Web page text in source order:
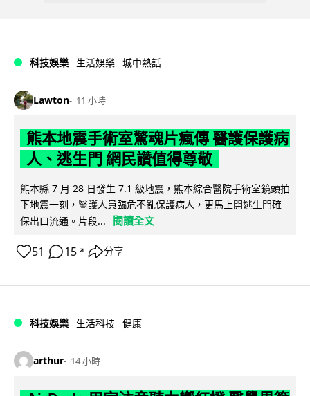
科技娛樂 生活娛樂 城中熱話
Lawton 11 小時
熊本地震手術室驚魂片瘋傳 醫護保護病
人、逃生門 網民讚值得尊敬
熊本縣 7 月 28 日發生 7.1 級地震，熊本綜合醫院手術室鏡頭拍
下地震一刻，醫護人員臨危不亂保護病人，更馬上開逃生門確
保出口流通。片段...
閱讀全文
51 15 ↗ 分享
科技娛樂 生活科技 健康
arthur 14 小時